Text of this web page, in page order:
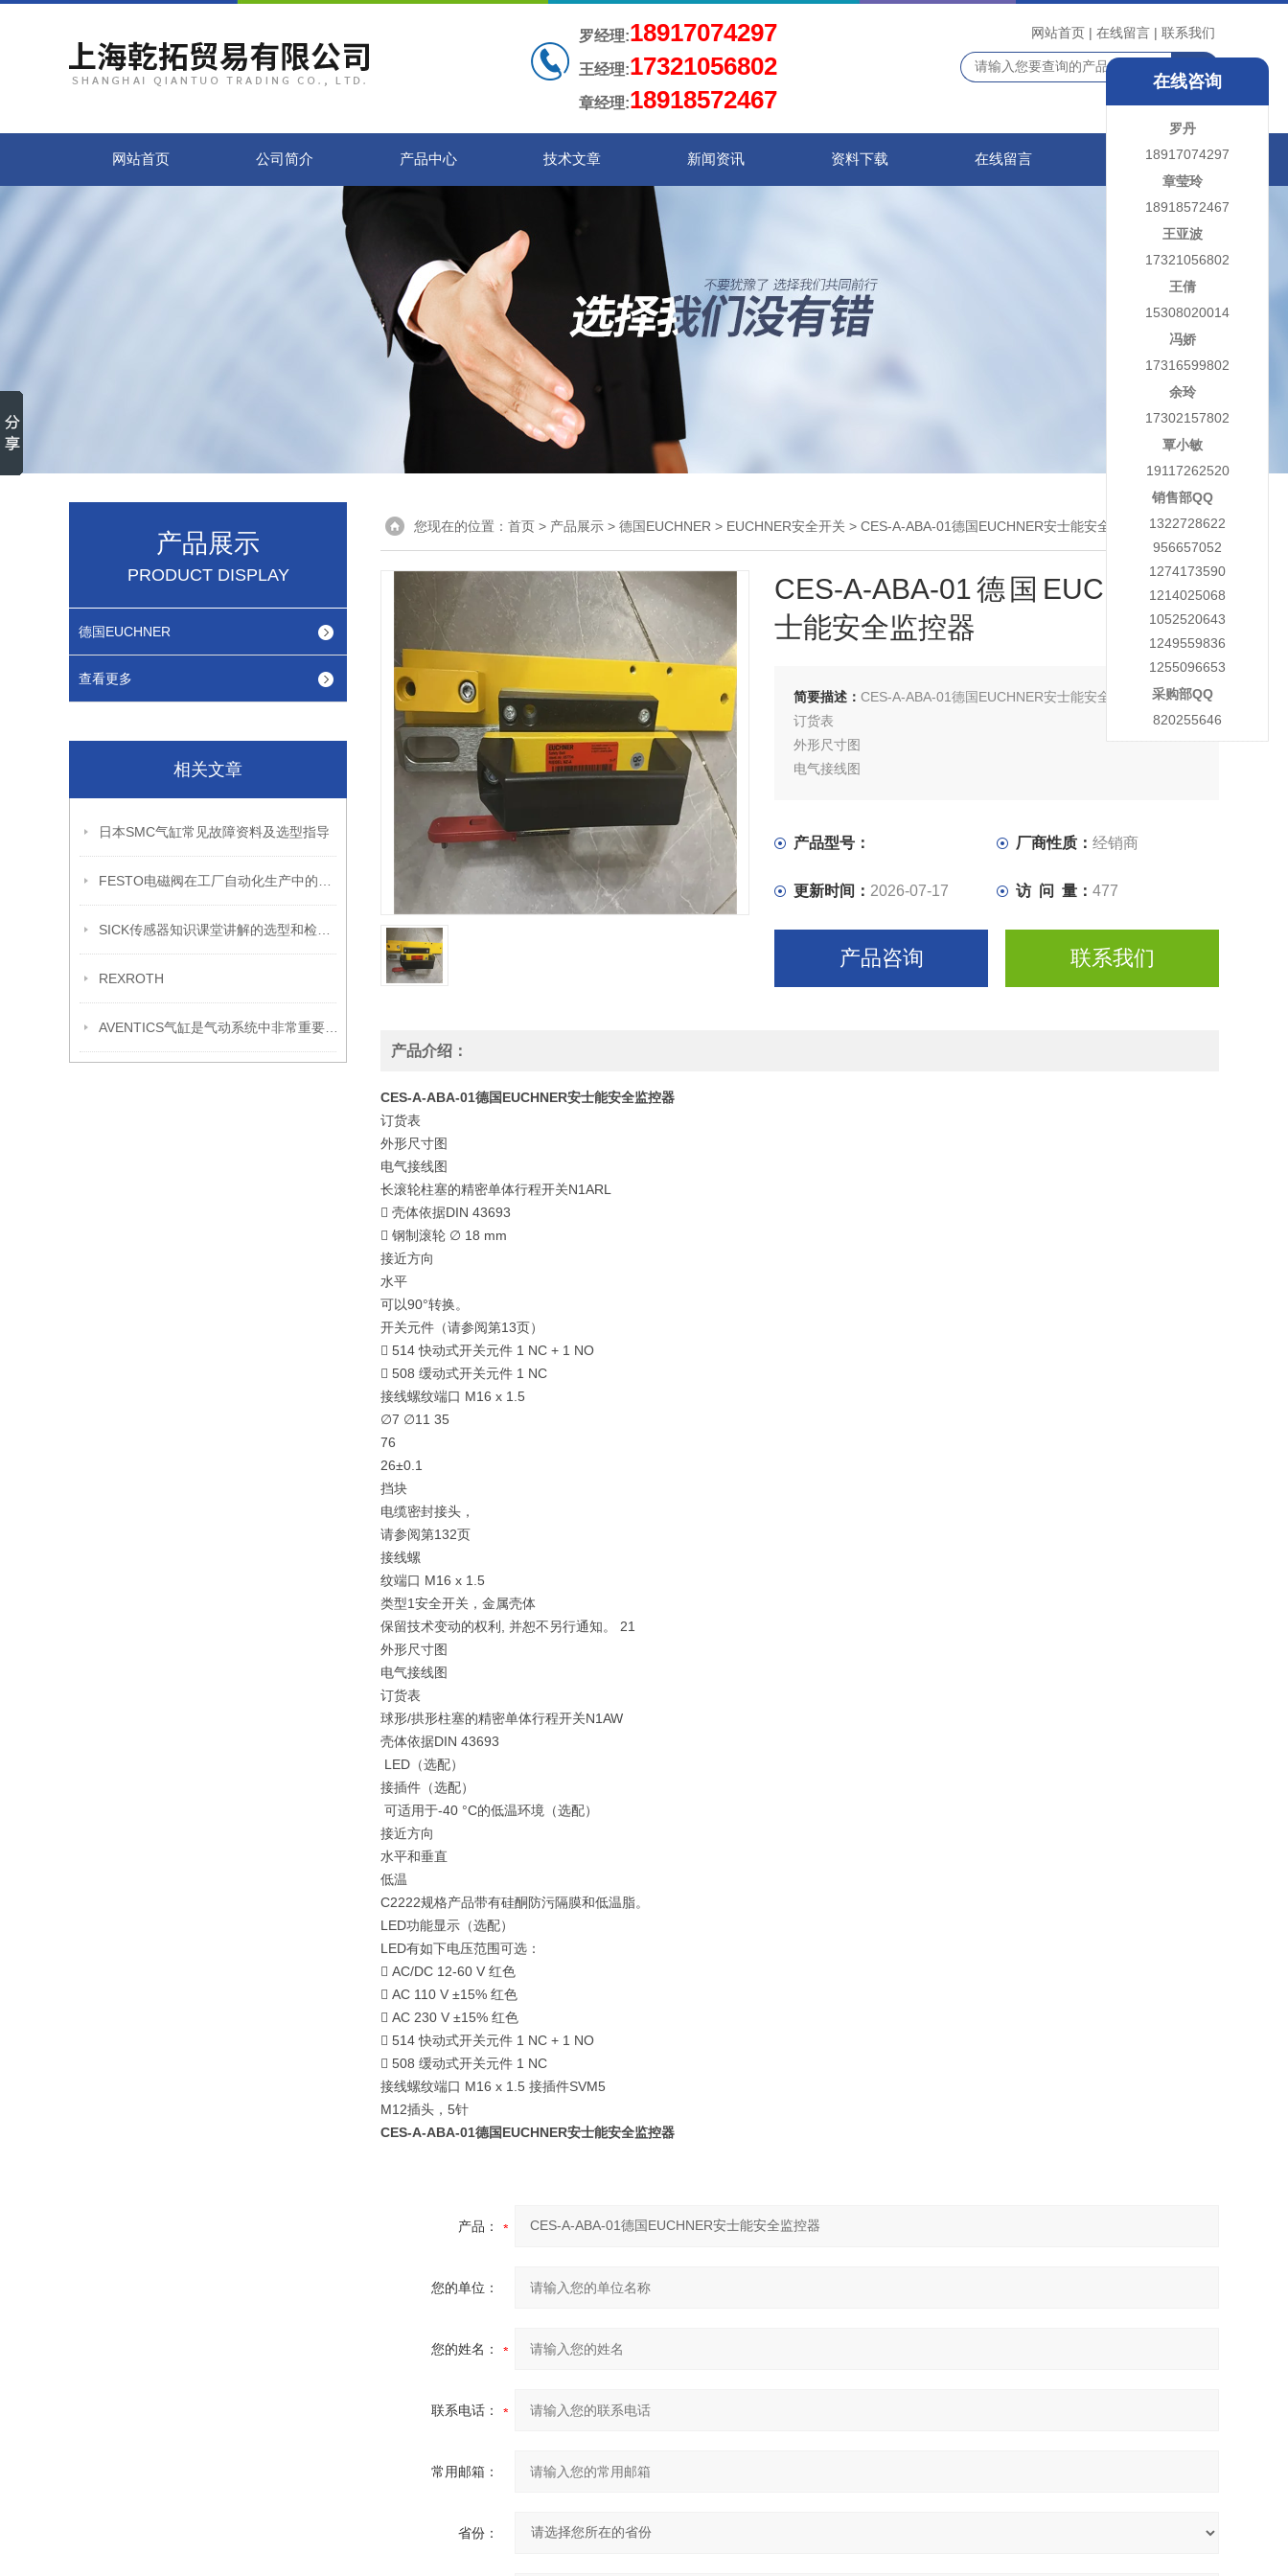
罗经理:18917074297
王经理:17321056802
章经理:18918572467
网站首页 | 在线留言 | 联系我们
网站首页 公司简介 产品中心 技术文章 新闻资讯 资料下载 在线留言 联系我们
产品展示
PRODUCT DISPLAY
德国EUCHNER
查看更多
相关文章
日本SMC气缸常见故障资料及选型指导
REXROTH
您现在的位置： 首页 > 产品展示 > 德国EUCHNER > EUCHNER安全开关 > CES-A-ABA-01德国EUCHNER安士能安全监控器
CES-A-ABA-01德国EUCHNER安
士能安全监控器
简要描述：CES-A-ABA-01德国EUCHNER安士能安全监控器
订货表
外形尺寸图
电气接线图
产品型号： 厂商性质：经销商
更新时间： 2026-07-17 访 问 量：477
产品咨询 联系我们
产品介绍：
CES-A-ABA-01德国EUCHNER安士能安全监控器
订货表
外形尺寸图
电气接线图
长滚轮柱塞的精密单体行程开关N1ARL
 壳体依据DIN 43693
 钢制滚轮 ∅ 18 mm
接近方向
水平
可以90°转换。
开关元件（请参阅第13页）
 514 快动式开关元件 1 NC + 1 NO
 508 缓动式开关元件 1 NC
接线螺纹端口 M16 x 1.5
∅7 ∅11 35
76
26±0.1
挡块
电缆密封接头，
请参阅第132页
接线螺
纹端口 M16 x 1.5
类型1安全开关，金属壳体
保留技术变动的权利, 并恕不另行通知。 21
外形尺寸图
电气接线图
订货表
球形/拱形柱塞的精密单体行程开关N1AW
壳体依据DIN 43693
LED（选配）
接插件（选配）
可适用于-40 °C的低温环境（选配）
接近方向
水平和垂直
低温
C2222规格产品带有硅酮防污隔膜和低温脂。
LED功能显示（选配）
LED有如下电压范围可选：
 AC/DC 12-60 V 红色
 AC 110 V ±15% 红色
 AC 230 V ±15% 红色
 514 快动式开关元件 1 NC + 1 NO
 508 缓动式开关元件 1 NC
接线螺纹端口 M16 x 1.5 接插件SVM5
M12插头，5针
CES-A-ABA-01德国EUCHNER安士能安全监控器
产品：
您的单位：
您的姓名：
联系电话：
常用邮箱：
省份：
在线咨询
罗丹
18917074297
章莹玲
18918572467
王亚波
17321056802
王倩
15308020014
冯娇
17316599802
余玲
17302157802
覃小敏
19117262520
销售部QQ
1322728622
956657052
1274173590
1214025068
1052520643
1249559836
1255096653
采购部QQ
820255646